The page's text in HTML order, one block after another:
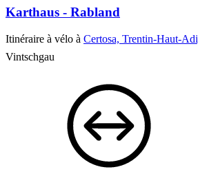
Karthaus - Rabland
Itinéraire à vélo à Certosa, Trentin-Haut-
Vintschgau